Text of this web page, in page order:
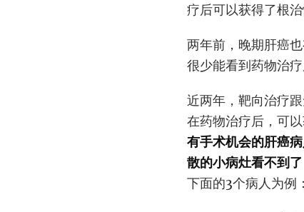
疗后可以获得了根治
两年前，晚期肝癌
很少能看到药物治
近两年，靶向治疗
在药物治疗后，可
有手术机会的肝癌
散的小病灶看不到
下面的3个病人为例：